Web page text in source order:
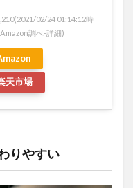
(2021/02/24 01:14:12時
Amazon調べ-詳細)
天市場
りやすい